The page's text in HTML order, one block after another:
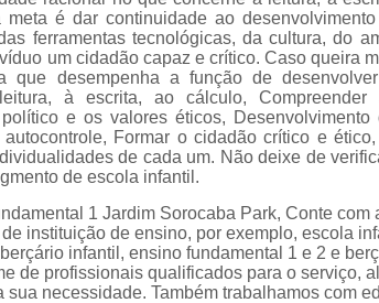
é dar continuidade ao
ferramentas tecnológicas, da cultura, do
um cidadão capaz e crítico. Caso queira
que desempenha a função de
à escrita, ao cálculo, Compreender
e os valores éticos, Desenvolvimento
Formar o cidadão crítico e
de cada um. Não deixe de
de escola infantil.
1 Jardim Sorocaba Park, Conte com
instituição de ensino, por exemplo, escola
infantil, ensino fundamental 1 e 2 e
de profissionais qualificados para o serviço,
necessidade. Também trabalhamos com